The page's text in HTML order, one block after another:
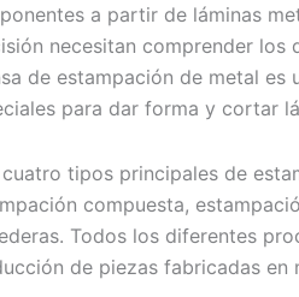
a partir de láminas
necesitan comprender
de estampación de metal es
para dar forma y cortar
tipos principales de
compuesta,
Todos los diferentes
de piezas fabricadas en